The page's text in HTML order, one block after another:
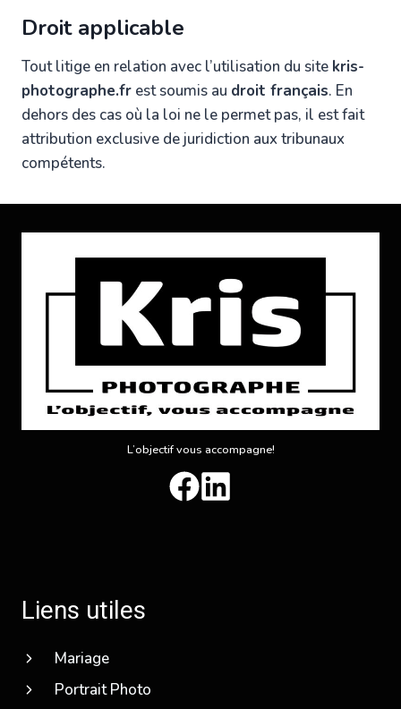
Droit applicable
Tout litige en relation avec l’utilisation du site kris-
photographe.fr est soumis au droit français. En
dehors des cas où la loi ne le permet pas, il est fait
attribution exclusive de juridiction aux tribunaux
compétents.
L’objectif vous accompagne!
Liens utiles
Mariage
Portrait Photo